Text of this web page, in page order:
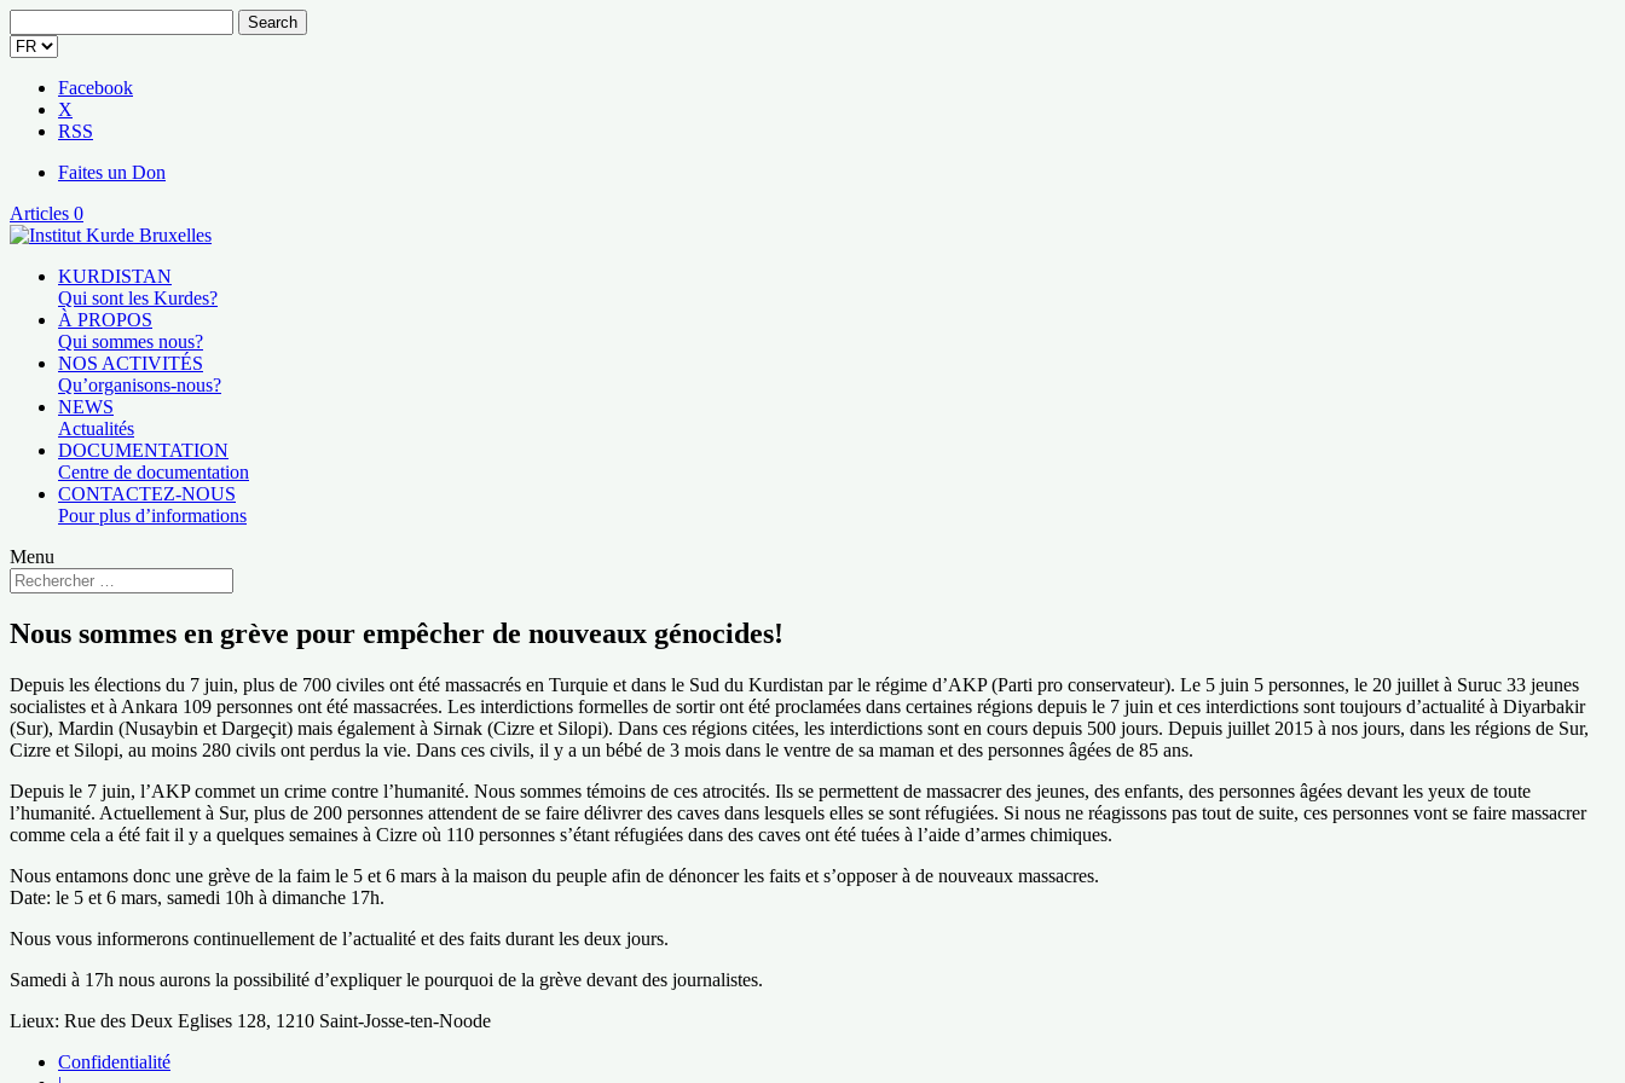
for:
Facebook
X
RSS
Faites un Don
Articles 0
KURDISTAN
Qui sont les Kurdes?
À PROPOS
Qui sommes nous?
NOS ACTIVITÉS
Qu’organisons-nous?
NEWS
Actualités
DOCUMENTATION
Centre de documentation
CONTACTEZ-NOUS
Pour plus d’informations
Menu
Nous sommes en grève pour empêcher de nouveaux génocides!
Depuis les élections du 7 juin, plus de 700 civiles ont été massacrés en Turquie et dans le Sud du Kurdistan par le régime d’AKP (Parti pro conservateur). Le 5 juin 5 personnes, le 20 juillet à Suruc 33 jeunes
socialistes et à Ankara 109 personnes ont été massacrées. Les interdictions formelles de sortir ont été proclamées dans certaines régions depuis le 7 juin et ces interdictions sont toujours d’actualité à Diyarbakir
(Sur), Mardin (Nusaybin et Dargeçit) mais également à Sirnak (Cizre et Silopi). Dans ces régions citées, les interdictions sont en cours depuis 500 jours. Depuis juillet 2015 à nos jours, dans les régions de Sur,
Cizre et Silopi, au moins 280 civils ont perdus la vie. Dans ces civils, il y a un bébé de 3 mois dans le ventre de sa maman et des personnes âgées de 85 ans.
Depuis le 7 juin, l’AKP commet un crime contre l’humanité. Nous sommes témoins de ces atrocités. Ils se permettent de massacrer des jeunes, des enfants, des personnes âgées devant les yeux de toute
l’humanité. Actuellement à Sur, plus de 200 personnes attendent de se faire délivrer des caves dans lesquels elles se sont réfugiées. Si nous ne réagissons pas tout de suite, ces personnes vont se faire massacrer
comme cela a été fait il y a quelques semaines à Cizre où 110 personnes s’étant réfugiées dans des caves ont été tuées à l’aide d’armes chimiques.
Nous entamons donc une grève de la faim le 5 et 6 mars à la maison du peuple afin de dénoncer les faits et s’opposer à de nouveaux massacres.
Date: le 5 et 6 mars, samedi 10h à dimanche 17h.
Nous vous informerons continuellement de l’actualité et des faits durant les deux jours.
Samedi à 17h nous aurons la possibilité d’expliquer le pourquoi de la grève devant des journalistes.
Lieux: Rue des Deux Eglises 128, 1210 Saint-Josse-ten-Noode
Confidentialité